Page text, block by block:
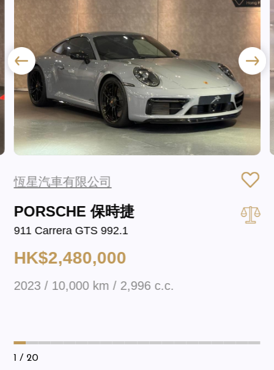
恆星汽車有限公司
PORSCHE 保時捷
911 Carrera GTS 992.1
HK$2,480,000
2023 / 10,000 km / 2,996 c.c.
1 / 20